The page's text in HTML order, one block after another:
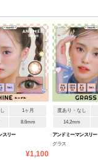
1ヶ月
8.6mm
スリー
¥1,100
度あり・なし
14.2mm
アンドミー マンスリー
グラス